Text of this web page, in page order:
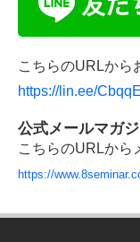
こちらのURLから
https://lin.ee/
公式メールマガ
こちらのURLから
https://